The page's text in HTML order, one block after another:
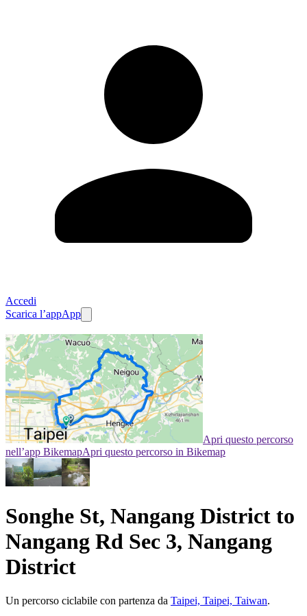
Accedi
Scarica l’appApp
Apri questo percorso
nell’app BikemapApri questo percorso in Bikemap
Songhe St, Nangang District to
Nangang Rd Sec 3, Nangang
District
Un percorso ciclabile con partenza da Taipei, Taipei, Taiwan.